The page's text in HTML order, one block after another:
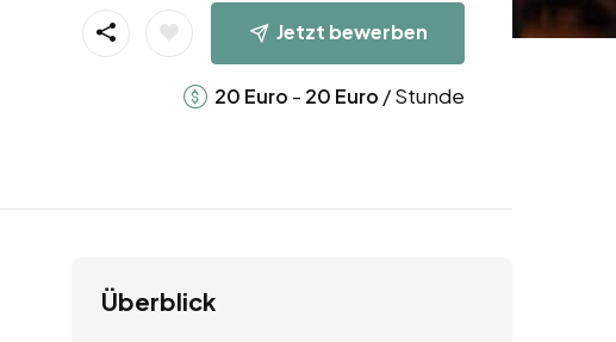
Jetzt bewerben
20 Euro - 20 Euro / Stunde
Überblick